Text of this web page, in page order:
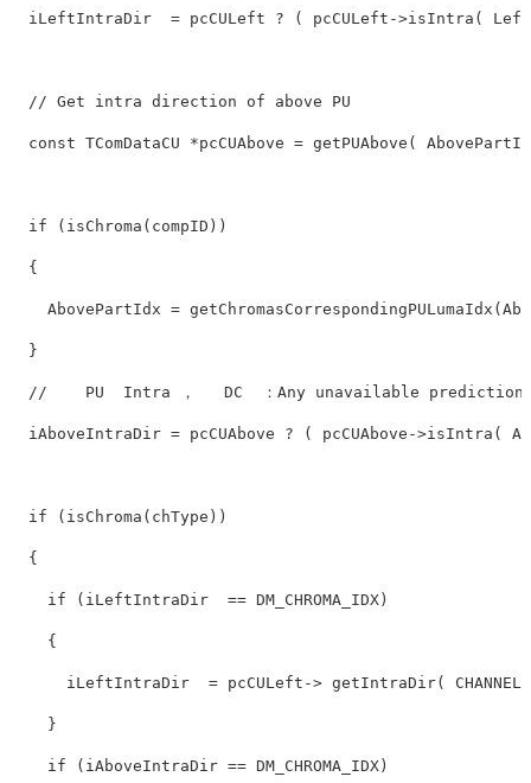
iLeftIntraDir  = pcCULeft ? ( pcCULeft->isIntra(
// Get intra direction of above PU
const TComDataCU *pcCUAbove = getPUAbove(
if (isChroma(compID))
  {
AbovePartIdx =
  }
//    PU  Intra ，   DC  ：Any unavailable prediction
iAboveIntraDir = pcCUAbove ? ( pcCUAbove->isIntra(
if (isChroma(chType))
  {
if (iLeftIntraDir  == DM_CHROMA_IDX)
    {
iLeftIntraDir  = pcCULeft-> getIntraDir(
    }
if (iAboveIntraDir == DM_CHROMA_IDX)